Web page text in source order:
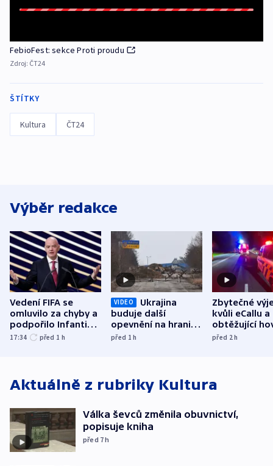
FebioFest: sekce Proti proudu
Zdroj: ČT24
ŠTÍTKY
Kultura ČT24
Výběr redakce
Vedení FIFA se
omluvilo za chyby a
podpořilo Infantina.
UEFA trvá na
17:34 před 1 h
VIDEO
Ukrajina
buduje další
opevnění na hranici
s Běloruskem
před 1h
Zbytečné
kvůli eCallu a
obtěžující
zdržují
před 2h
Aktuálně z rubriky Kultura
Válka ševců změnila obuvnictví,
popisuje kniha
před 7h